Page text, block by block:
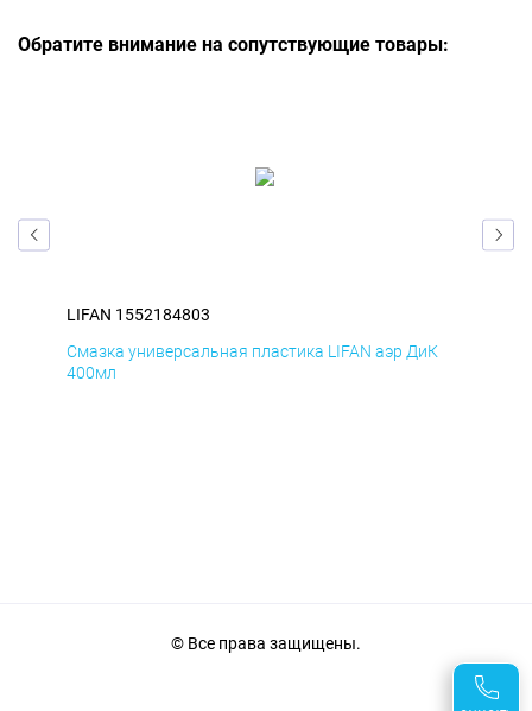
Обратите внимание на сопутствующие товары:
LIFAN 1552184803
Смазка универсальная пластика LIFAN аэр ДиК
400мл
© Все права защищены.